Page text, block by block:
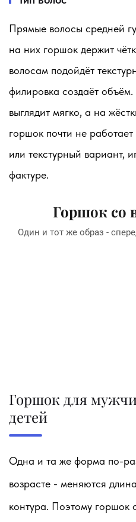
Прямые волосы средней
на них горшок держит
волосам подойдёт
филировка создаёт
выглядит мягко, а на
горшок почти не
или текстурный вариант,
фактуре.
Горшок со
Один и тот же образ -
Горшок для
детей
Одна и та же форма по-
возрасте - меняются
контура. Поэтому горшок